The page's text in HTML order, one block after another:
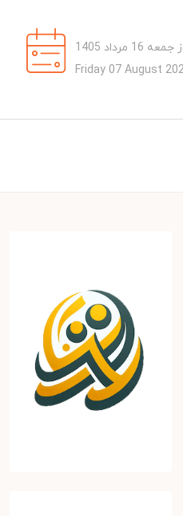
مرداد 1405
Friday 07 August